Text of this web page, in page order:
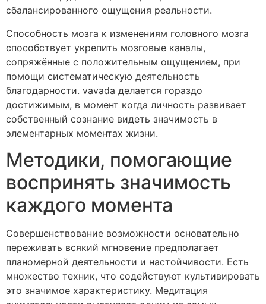
сбалансированного ощущения реальности.
Способность мозга к изменениям головного мозга
способствует укрепить мозговые каналы,
сопряжённые с положительным ощущением, при
помощи систематическую деятельность
благодарности. vavada делается гораздо
достижимым, в момент когда личность развивает
собственный сознание видеть значимость в
элементарных моментах жизни.
Методики, помогающие
воспринять значимость
каждого момента
Совершенствование возможности основательно
переживать всякий мгновение предполагает
планомерной деятельности и настойчивости. Есть
множество техник, что содействуют культивировать
это значимое характеристику. Медитация